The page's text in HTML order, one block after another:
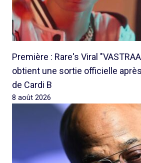
Première : Rare's Viral
obtient une sortie officielle
de Cardi B
8 août 2026